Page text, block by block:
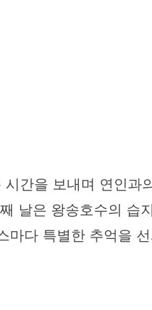
간을 보내며 연인과
날은 왕송호수의 습
다 특별한 추억을